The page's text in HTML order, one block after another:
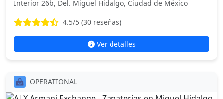
Interior 26b, Del. Miguel Hidalgo, Ciudad de México
4.5/5 (30 reseñas)
Ver detalles
OPERATIONAL